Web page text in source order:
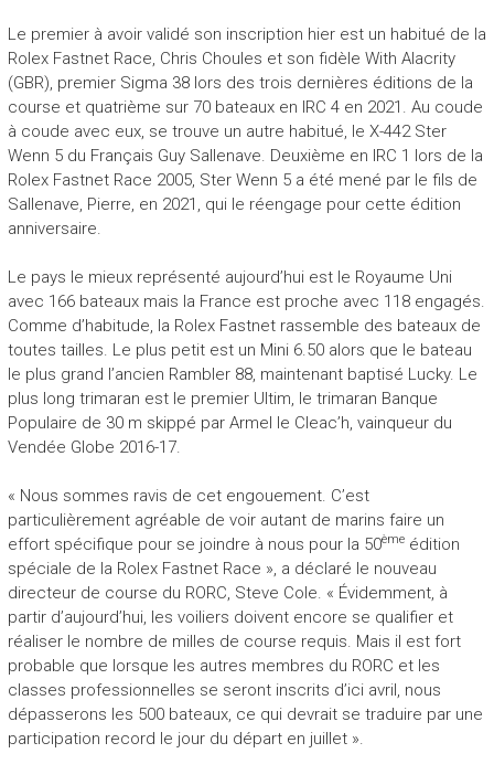
Le premier à avoir validé son inscription hier est un habitué de la
Rolex Fastnet Race, Chris Choules et son fidèle With Alacrity
(GBR), premier Sigma 38 lors des trois dernières éditions de la
course et quatrième sur 70 bateaux en IRC 4 en 2021. Au coude
à coude avec eux, se trouve un autre habitué, le X-442 Ster
Wenn 5 du Français Guy Sallenave. Deuxième en IRC 1 lors de la
Rolex Fastnet Race 2005, Ster Wenn 5 a été mené par le fils de
Sallenave, Pierre, en 2021, qui le réengage pour cette édition
anniversaire.
Le pays le mieux représenté aujourd’hui est le Royaume Uni
avec 166 bateaux mais la France est proche avec 118 engagés.
Comme d’habitude, la Rolex Fastnet rassemble des bateaux de
toutes tailles. Le plus petit est un Mini 6.50 alors que le bateau
le plus grand l’ancien Rambler 88, maintenant baptisé Lucky. Le
plus long trimaran est le premier Ultim, le trimaran Banque
Populaire de 30 m skippé par Armel le Cleac’h, vainqueur du
Vendée Globe 2016-17.
« Nous sommes ravis de cet engouement. C’est
particulièrement agréable de voir autant de marins faire un
effort spécifique pour se joindre à nous pour la 50èmeédition
spéciale de la Rolex Fastnet Race », a déclaré le nouveau
directeur de course du RORC, Steve Cole. « Évidemment, à
partir d’aujourd’hui, les voiliers doivent encore se qualifier et
réaliser le nombre de milles de course requis. Mais il est fort
probable que lorsque les autres membres du RORC et les
classes professionnelles se seront inscrits d’ici avril, nous
dépasserons les 500 bateaux, ce qui devrait se traduire par une
participation record le jour du départ en juillet ».